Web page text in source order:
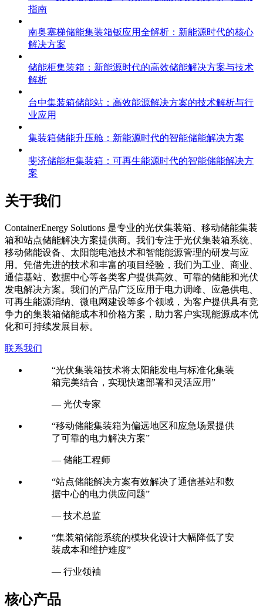
指南
南奥塞梯储能集装箱钣应用全解析：新能源时代的核心
解决方案
储能柜集装箱：新能源时代的高效储能解决方案与技术
解析
台中集装箱储能站：高效能源解决方案的技术解析与行
业应用
集装箱储能升压舱：新能源时代的智能储能解决方案
斐济储能柜集装箱：可再生能源时代的智能储能解决方
案
关于我们
ContainerEnergy Solutions 是专业的光伏集装箱、移动储能集装
箱和站点储能解决方案提供商。我们专注于光伏集装箱系统、
移动储能设备、太阳能电池技术和智能能源管理的研发与应
用。凭借先进的技术和丰富的项目经验，我们为工业、商业、
通信基站、数据中心等各类客户提供高效、可靠的储能和光伏
发电解决方案。我们的产品广泛应用于电力调峰、应急供电、
可再生能源消纳、微电网建设等多个领域，为客户提供具有竞
争力的集装箱储能成本和价格方案，助力客户实现能源成本优
化和可持续发展目标。
联系我们
“光伏集装箱技术将太阳能发电与标准化集装
箱完美结合，实现快速部署和灵活应用”
— 光伏专家
“移动储能集装箱为偏远地区和应急场景提供
了可靠的电力解决方案”
— 储能工程师
“站点储能解决方案有效解决了通信基站和数
据中心的电力供应问题”
— 技术总监
“集装箱储能系统的模块化设计大幅降低了安
装成本和维护难度”
— 行业领袖
核心产品